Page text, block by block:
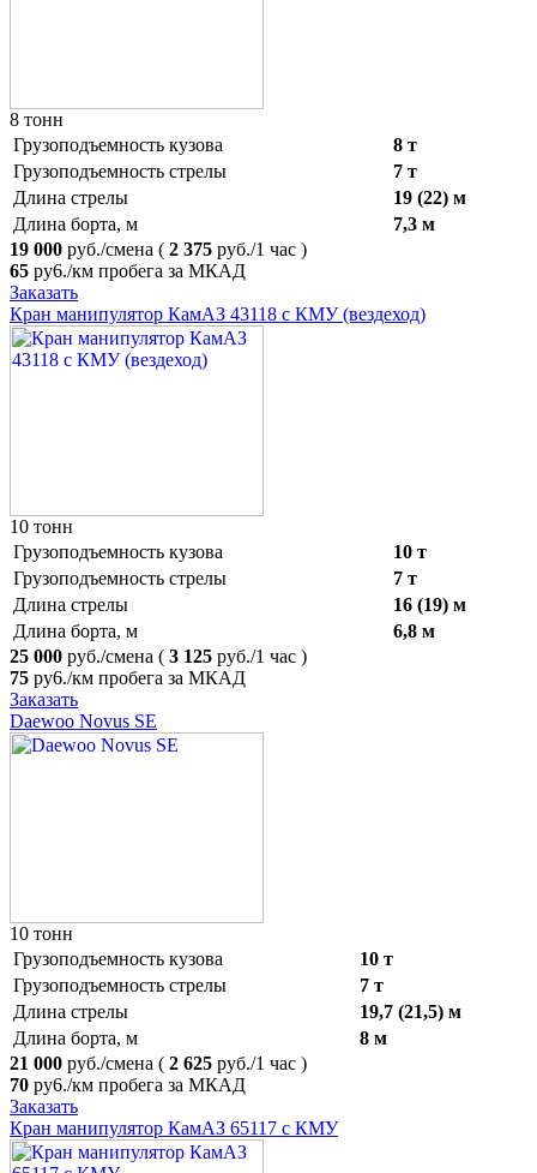
8 тонн
Грузоподъемность кузова
8 т
Грузоподъемность стрелы
7 т
Длина стрелы
19 (22) м
Длина борта, м
7,3 м
19 000 руб./смена ( 2 375 руб./1 час )
65 ру6./км пробега за МКАД
Заказать
Кран манипулятор КамАЗ 43118 с КМУ (вездеход)
10 тонн
Грузоподъемность кузова
10 т
Грузоподъемность стрелы
7 т
Длина стрелы
16 (19) м
Длина борта, м
6,8 м
25 000 руб./смена ( 3 125 руб./1 час )
75 ру6./км пробега за МКАД
Заказать
Daewoo Novus SE
10 тонн
Грузоподъемность кузова
10 т
Грузоподъемность стрелы
7 т
Длина стрелы
19,7 (21,5) м
Длина борта, м
8 м
21 000 руб./смена ( 2 625 руб./1 час )
70 ру6./км пробега за МКАД
Заказать
Кран манипулятор КамАЗ 65117 с КМУ